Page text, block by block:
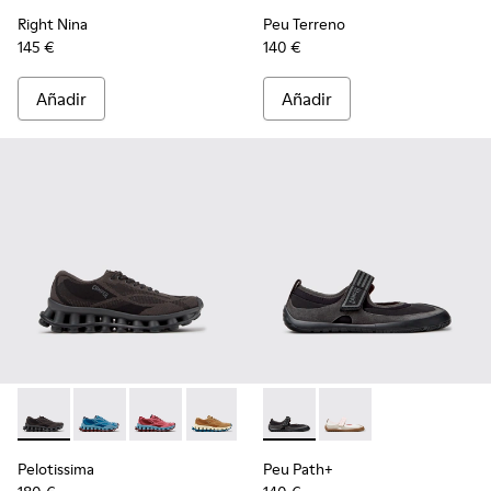
Right Nina
145 €
Añadir
Peu Terreno
140 €
Añadir
Pelotissima - K201922-006 - Zapatillas negras y grises de
Pelotissima - K201922-011 - Zapatillas azules de
Pelotissima - K201922-010 - Zapatillas
Pelotissima - K201922-007 -
Pelotissima
Peu Path+ - K201987-001 -
Peu Path+ -
Peu Path+